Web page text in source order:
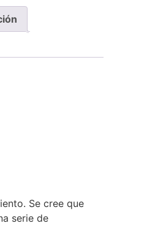
Se cree que
serie de